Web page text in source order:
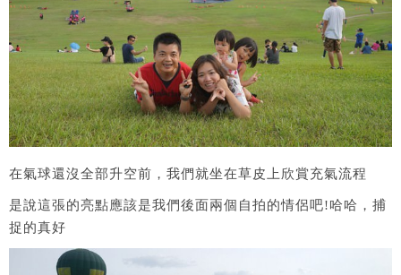
在氣球還沒全部升空前，我們就坐在草皮上欣賞充氣流程
是說這張的亮點應該是我們後面兩個自拍的情侶吧!哈哈，捕
捉的真好